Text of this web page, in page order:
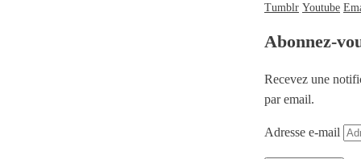
Tumblr Youtube
Abonnez-
Recevez une
par email.
Adresse e-mail